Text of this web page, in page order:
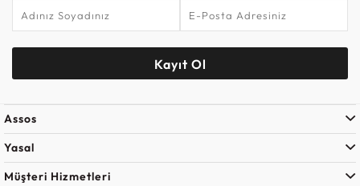
Kayıt Ol
Assos
Yasal
Müşteri Hizmetleri